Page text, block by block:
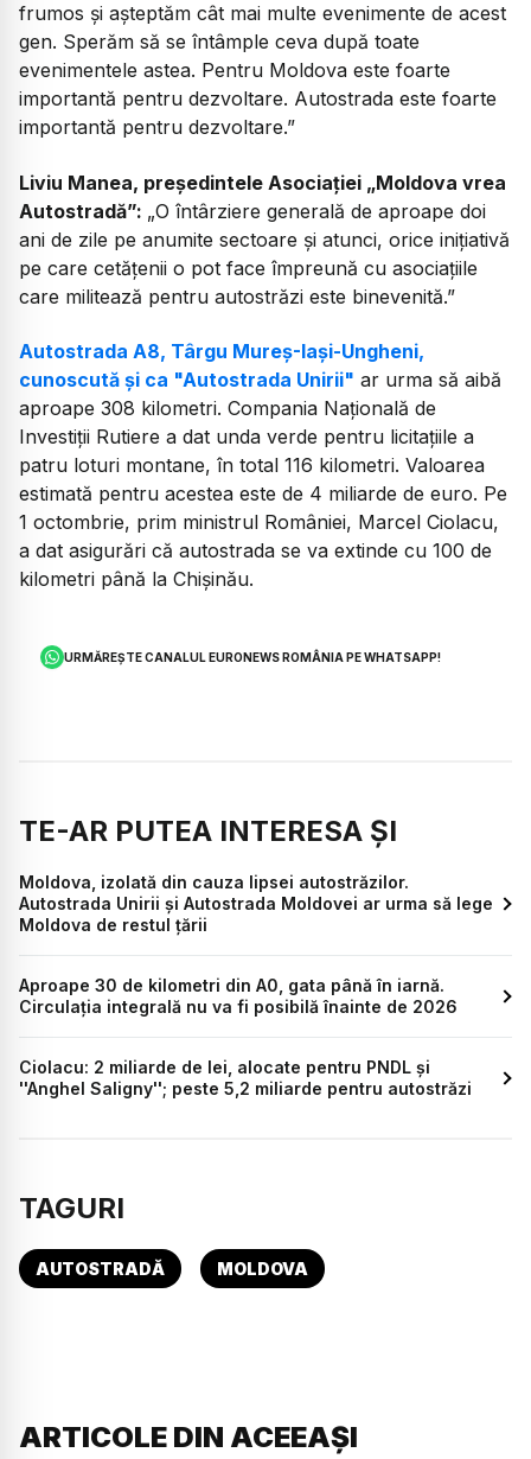
frumos și așteptăm cât mai multe evenimente de acest
gen. Sperăm să se întâmple ceva după toate
evenimentele astea. Pentru Moldova este foarte
importantă pentru dezvoltare. Autostrada este foarte
importantă pentru dezvoltare.”
Liviu Manea, președintele Asociației „Moldova vrea
Autostradă”: „O întârziere generală de aproape doi
ani de zile pe anumite sectoare și atunci, orice inițiativă
pe care cetățenii o pot face împreună cu asociațiile
care militează pentru autostrăzi este binevenită.”
Autostrada A8, Târgu Mureș-Iași-Ungheni,
cunoscută și ca "Autostrada Unirii" ar urma să aibă
aproape 308 kilometri. Compania Națională de
Investiții Rutiere a dat unda verde pentru licitațiile a
patru loturi montane, în total 116 kilometri. Valoarea
estimată pentru acestea este de 4 miliarde de euro. Pe
1 octombrie, prim ministrul României, Marcel Ciolacu,
a dat asigurări că autostrada se va extinde cu 100 de
kilometri până la Chișinău.
URMĂREȘTE CANALUL EURONEWS ROMÂNIA PE WHATSAPP!
TE-AR PUTEA INTERESA ȘI
Moldova, izolată din cauza lipsei autostrăzilor.
Autostrada Unirii și Autostrada Moldovei ar urma să lege
Moldova de restul țării
Aproape 30 de kilometri din A0, gata până în iarnă.
Circulația integrală nu va fi posibilă înainte de 2026
Ciolacu: 2 miliarde de lei, alocate pentru PNDL şi
''Anghel Saligny''; peste 5,2 miliarde pentru autostrăzi
TAGURI
AUTOSTRADĂ MOLDOVA
ARTICOLE DIN ACEEAȘI